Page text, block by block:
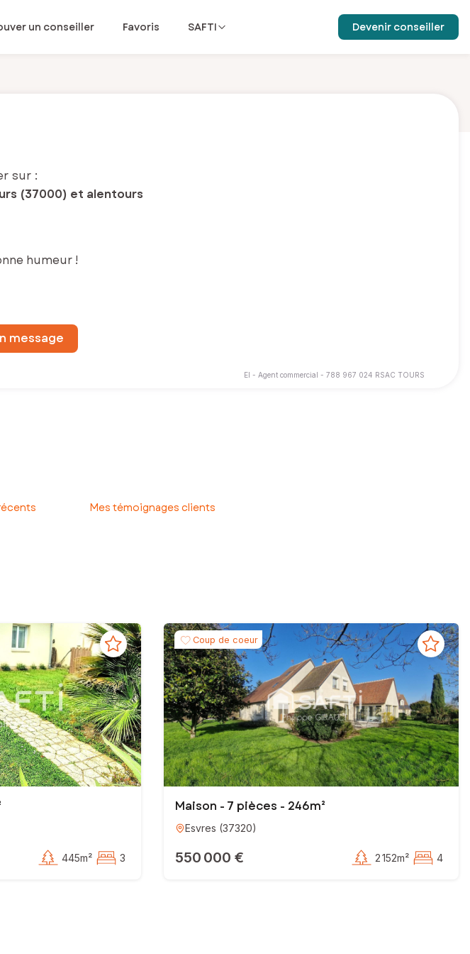
un conseiller Favoris SAFTI Devenir conseiller
sur :
(37000) et alentours
message
humeur !
EI - Agent commercial - 788 967 024 RSAC TOURS
Mes témoignages clients
445m² 3
Coup de coeur
Maison - 7 pièces - 246m²
Esvres (37320)
550 000 € 2 152m² 4